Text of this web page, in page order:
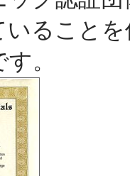
ること
。